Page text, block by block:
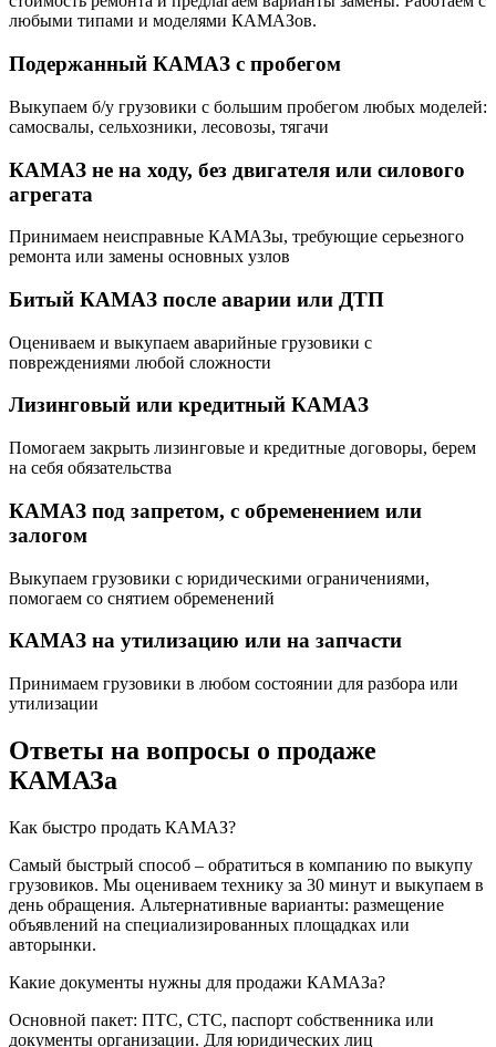
любыми типами и моделями КАМАЗов.
Подержанный КАМАЗ с пробегом
Выкупаем б/у грузовики с большим пробегом любых моделей:
самосвалы, сельхозники, лесовозы, тягачи
КАМАЗ не на ходу, без двигателя или силового
агрегата
Принимаем неисправные КАМАЗы, требующие серьезного
ремонта или замены основных узлов
Битый КАМАЗ после аварии или ДТП
Оцениваем и выкупаем аварийные грузовики с
повреждениями любой сложности
Лизинговый или кредитный КАМАЗ
Помогаем закрыть лизинговые и кредитные договоры, берем
на себя обязательства
КАМАЗ под запретом, с обременением или
залогом
Выкупаем грузовики с юридическими ограничениями,
помогаем со снятием обременений
КАМАЗ на утилизацию или на запчасти
Принимаем грузовики в любом состоянии для разбора или
утилизации
Ответы на вопросы о продаже
КАМАЗа
Как быстро продать КАМАЗ?
Самый быстрый способ – обратиться в компанию по выкупу
грузовиков. Мы оцениваем технику за 30 минут и выкупаем в
день обращения. Альтернативные варианты: размещение
объявлений на специализированных площадках или
авторынки.
Какие документы нужны для продажи КАМАЗа?
Основной пакет: ПТС, СТС, паспорт собственника или
документы организации. Для юридических лиц